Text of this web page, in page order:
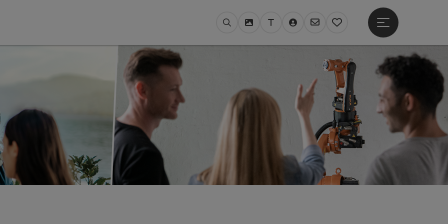
SuchenMediendatenbank
Tourdata Login
Login TV Register
Newsletter
Merkzettel
Hauptmenü öffnen